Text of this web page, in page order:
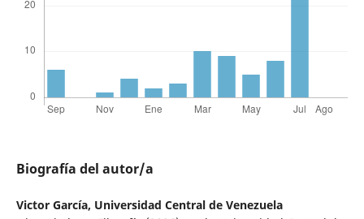
Biografía del autor/a
Victor García, Universidad Central de Venezuela